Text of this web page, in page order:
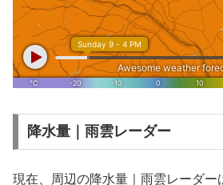
降水量｜雨雲レーダー
現在、周辺の降水量｜雨雲レーダー